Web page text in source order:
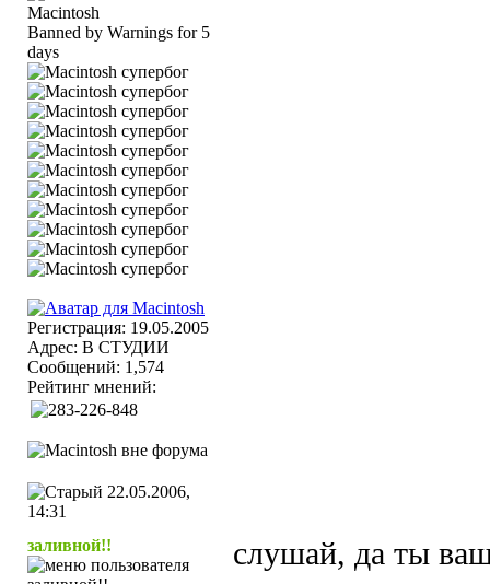
Banned by Warnings for 5
days
Регистрация: 19.05.2005
Адрес: В СТУДИИ
Сообщений: 1,574
Рейтинг мнений:
22.05.2006,
14:31
заливной!!
слушай, да ты